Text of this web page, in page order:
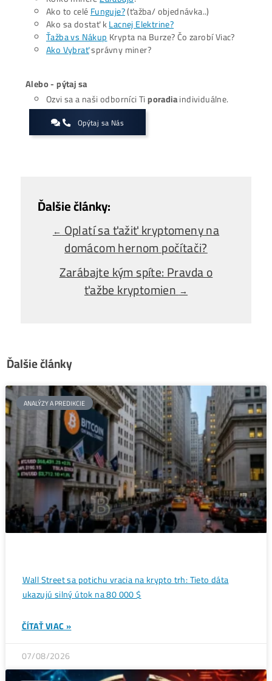
zodpovednosťou.
Bitcoin mining po halvingu 2024 tak ukazuje jasný
presunom v rámci globálnej energetickej mapy.
transformácia bude kľúčová pre ďalšie fungovanie a
celej siete.
Ako to celé
Ako sa dostať k
Ťažba vs NákupKrypta na Burze? Čo zarobí Viac?
Ako Vybraťsprávny miner?
Alebo - pýtaj sa
Ozvi sa a naši odborníci Tiporadia
←Oplatí sa ťažiť kryptomeny na
domácom hernom počítači?
Zarábajte kým spíte: Pravda o
ťažbe kryptomien→
Ďalšie články